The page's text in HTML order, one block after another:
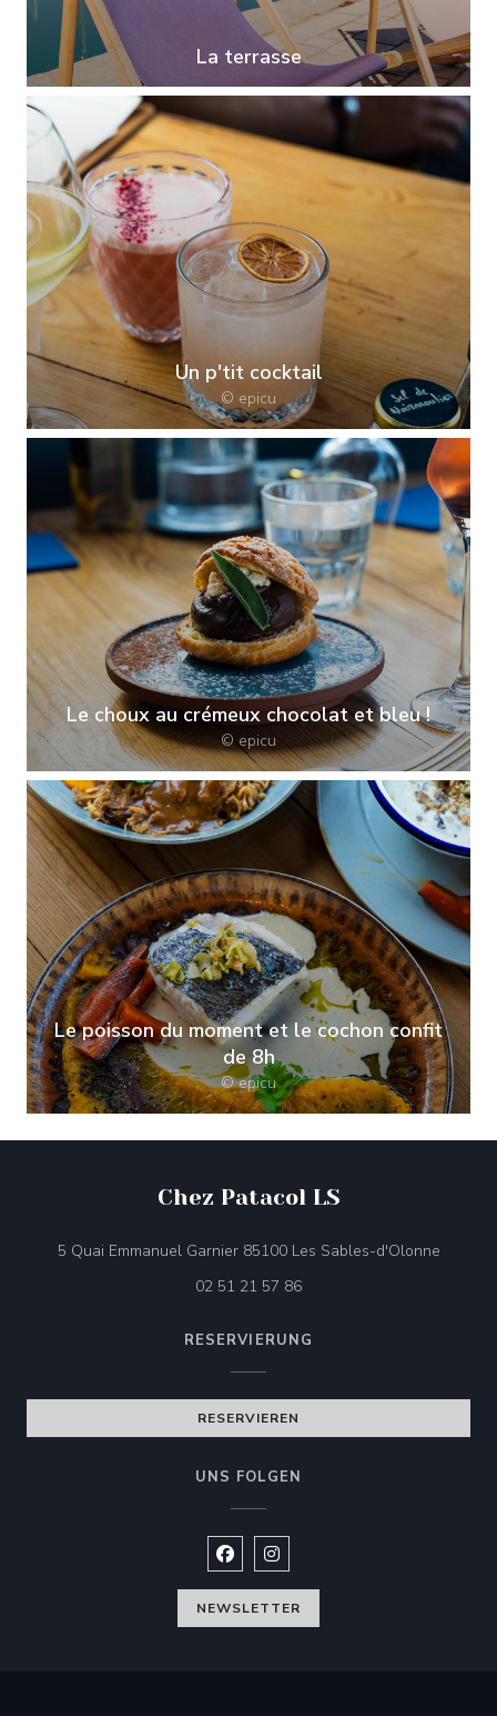
La terrasse
Un p'tit cocktail
© epicu
Le choux au crémeux chocolat et bleu !
© epicu
Le poisson du moment et le cochon confit
de 8h
© epicu
Chez Patacol LS
5 Quai Emmanuel Garnier 85100 Les Sables-d'Olonne((öffnet
02 51 21 57 86
RESERVIERUNG
RESERVIEREN
UNS FOLGEN
Facebook ((öffnet ein neues
Instagram ((öffnet ein neues
NEWSLETTER